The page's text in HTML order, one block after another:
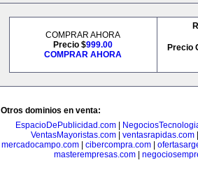
COMPRAR AHORA
Precio $999.00
COMPRAR AHORA
Precio
Otros dominios en venta:
EspacioDePublicidad.com|
VentasMayoristas.com
ventasrapidas.com
mercadocampo.com
cibercompra.com
masterempresas.com|